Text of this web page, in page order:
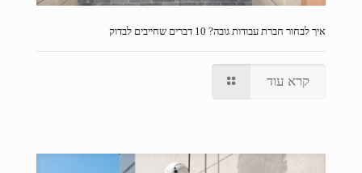
איך לבחור חברת עבודות גובה? 10 דברים שחייבים לבדוק
קרא עוד